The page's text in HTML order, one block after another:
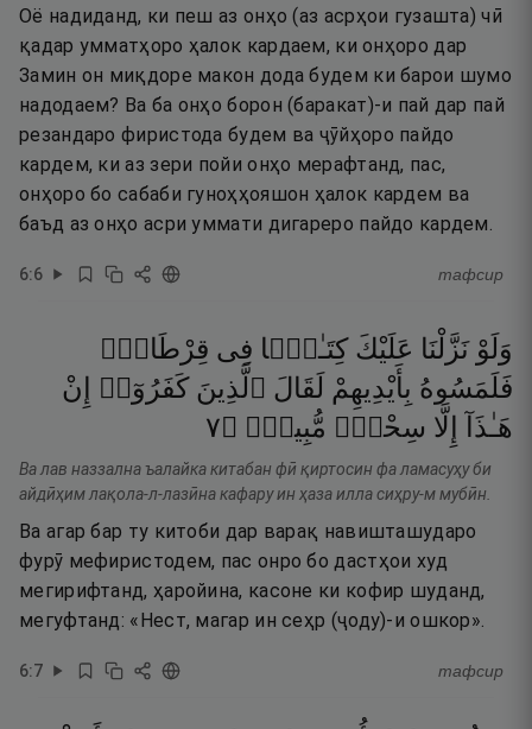
Оё надиданд, ки пеш аз онҳо (аз асрҳои гузашта) чӣ
қадар умматҳоро ҳалок кардаем, ки онҳоро дар
Замин он миқдоре макон дода будем ки барои шумо
надодаем? Ва ба онҳо борон (баракат)-и пай дар пай
резандаро фиристода будем ва ҷӯйҳоро пайдо
кардем, ки аз зери пойи онҳо мерафтанд, пас,
онҳоро бо сабаби гуноҳҳояшон ҳалок кардем ва
баъд аз онҳо асри уммати дигареро пайдо кардем.
6:6 тафсир
وَلَوْ نَزَّلْنَا عَلَيْكَ كِتَـٰبًۭا فِى قِرْطَاسٍۢ
فَلَمَسُوهُ بِأَيْدِيهِمْ لَقَالَ ٱلَّذِينَ كَفَرُوٓا۟
إِنْ
هَـٰذَآ
إِلَّا سِحْرٌۭ مُّبِينٌۭ ۝٧
Ва лав наззална ъалайка китабан фӣ қиртосин фа ламасуҳу би
айдӣҳим лақола-л-лазӣна кафару ин ҳаза илла сиҳру-м мубӣн.
Ва агар бар ту китоби дар варақ навишташударо
фурӯ мефиристодем, пас онро бо дастҳои худ
мегирифтанд, ҳаройина, касоне ки кофир шуданд,
мегуфтанд: «Нест, магар ин сеҳр (ҷоду)-и ошкор».
6:7 тафсир